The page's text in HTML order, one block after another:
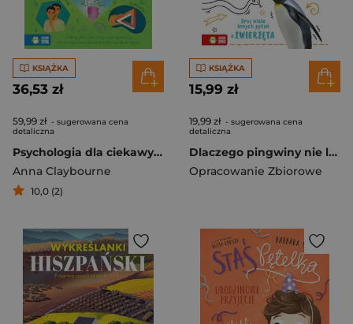
KSIĄŻKA
36,53 zł
59,99 zł - sugerowana cena
detaliczna
Psychologia dla ciekawych świata
Anna Claybourne
10,0 (2)
KSIĄŻKA
15,99 zł
19,99 zł - sugerowana cena
detaliczna
Dlaczego pingwiny nie latają? Oraz wiele innych pytań o zwierzęta. Mam pytanie
Opracowanie Zbiorowe